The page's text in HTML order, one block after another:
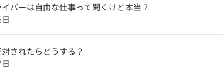
バーは自由な仕事って聞くけど本当？
されたらどうする？